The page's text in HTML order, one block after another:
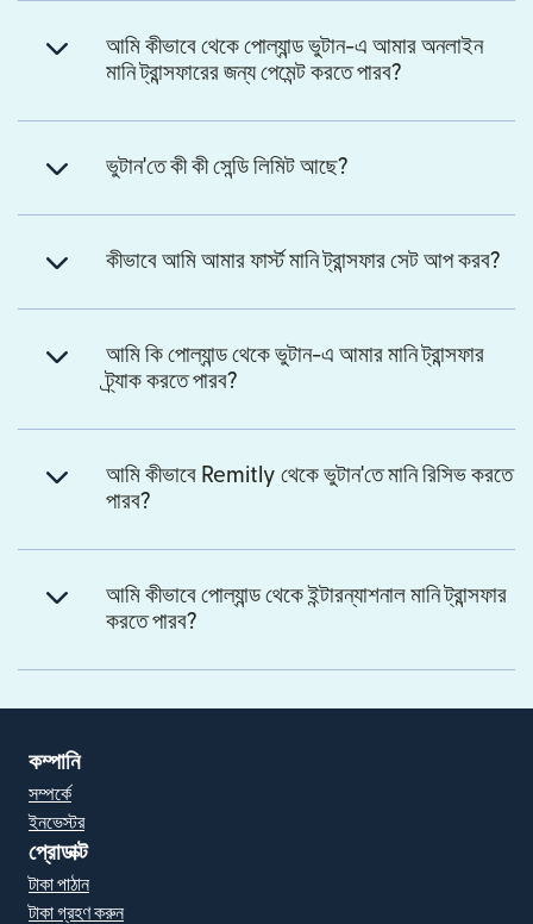
আমি কীভাবে থেকে পোল্যান্ড ভুটান-এ আমার অনলাইন
মানি ট্রান্সফারের জন্য পেমেন্ট করতে পারব?
ভুটান'তে কী কী সেন্ডি লিমিট আছে?
কীভাবে আমি আমার ফার্স্ট মানি ট্রান্সফার সেট আপ করব?
আমি কি পোল্যান্ড থেকে ভুটান-এ আমার মানি ট্রান্সফার
ট্র্যাক করতে পারব?
আমি কীভাবে Remitly থেকে ভুটান'তে মানি রিসিভ করতে
পারব?
আমি কীভাবে পোল্যান্ড থেকে ইন্টারন্যাশনাল মানি ট্রান্সফার
করতে পারব?
কম্পানি
সম্পর্কে
ইনভেস্টর
প্রোডাক্ট
টাকা পাঠান
টাকা গ্রহণ করুন